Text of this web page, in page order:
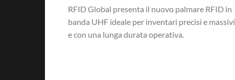
RFID Global presenta il nuovo palmare RFID in
banda UHF ideale per inventari precisi e massivi
e con una lunga durata operativa.